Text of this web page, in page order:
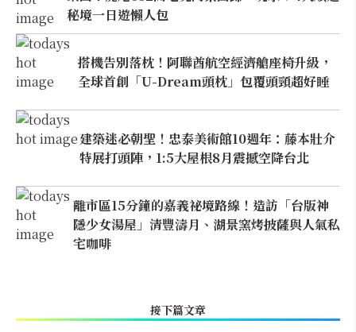
秘境一日遊懶人包
搭機告別落枕！阿聯酋航空經濟艙座椅升級，
全球首創「U-Dream頭枕」包覆頭頸超好睡
建築迷必朝聖！忠泰美術館10週年：藤本壯介
特展打頭陣，1:5大屋根8月震撼空降台北
離市區15分鐘的嘉義祕境路線！造訪「台版神
隱少女湯屋」清豐濤月、湖景窯烤披薩與人氣私
宅咖啡
接下篇文章